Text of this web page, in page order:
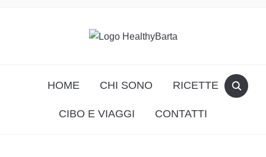
HOME CHI SONO RICETTE
CIBO E VIAGGI CONTATTI